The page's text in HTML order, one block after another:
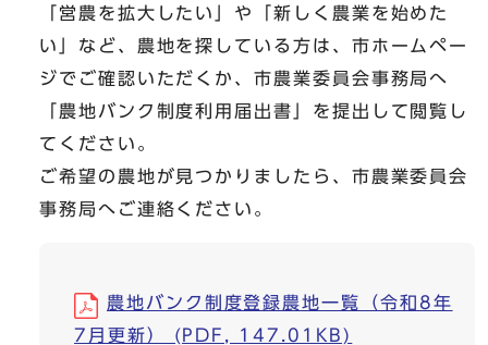
「営農を拡大したい」や「新しく農業を始めた
い」など、農地を探している方は、市ホームペー
ジでご確認いただくか、市農業委員会事務局へ
「農地バンク制度利用届出書」を提出して閲覧し
てください。
ご希望の農地が見つかりましたら、市農業委員会
事務局へご連絡ください。
農地バンク制度登録農地一覧（令和8年
7月更新） (PDF, 147.01KB)